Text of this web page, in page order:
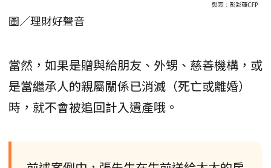
圖／理財好聲音
當然，如果是贈與給朋友、外甥、慈善機構，或
是當繼承人的親屬關係已消滅（死亡或離婚）
時，就不會被追回計入遺產哦。